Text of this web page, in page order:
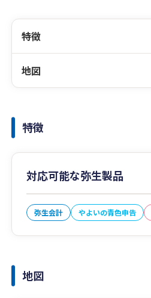
特徴
地図
特徴
対応可能な弥生製品
弥生会計 やよいの青色申告
地図